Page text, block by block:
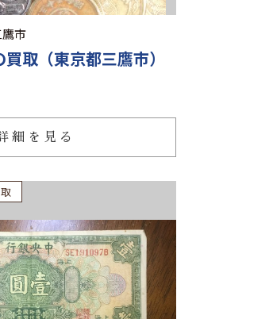
市
取（東京都三鷹市）
細を見る